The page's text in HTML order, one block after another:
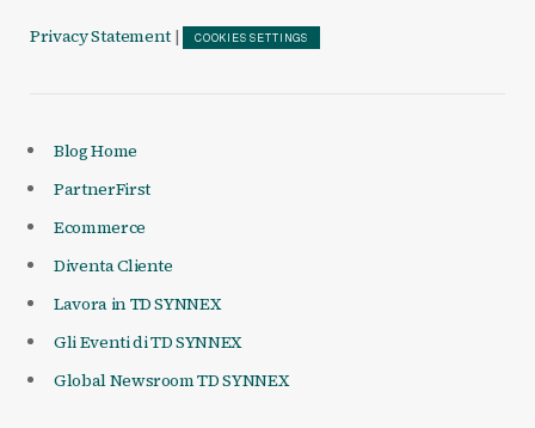
Privacy Statement | COOKIES SETTINGS
Blog Home
PartnerFirst
Ecommerce
Diventa Cliente
Lavora in TD SYNNEX
Gli Eventi di TD SYNNEX
Global Newsroom TD SYNNEX